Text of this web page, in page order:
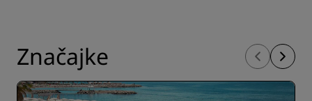
Značajke